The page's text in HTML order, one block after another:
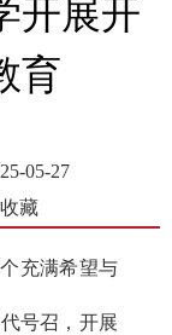
开展开
育
05-27
收藏
充满希望与
号召，开展